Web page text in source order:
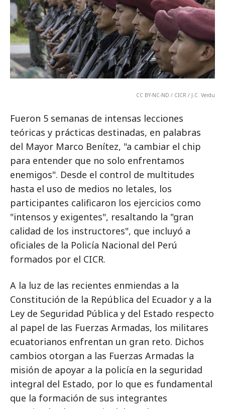
CC BY-NC-ND / CICR / J.C. Verdu
Fueron 5 semanas de intensas lecciones
teóricas y prácticas destinadas, en palabras
del Mayor Marco Benítez, "a cambiar el chip
para entender que no solo enfrentamos
enemigos". Desde el control de multitudes
hasta el uso de medios no letales, los
participantes calificaron los ejercicios como
"intensos y exigentes", resaltando la "gran
calidad de los instructores", que incluyó a
oficiales de la Policía Nacional del Perú
formados por el CICR.
A la luz de las recientes enmiendas a la
Constitución de la República del Ecuador y a la
Ley de Seguridad Pública y del Estado respecto
al papel de las Fuerzas Armadas, los militares
ecuatorianos enfrentan un gran reto. Dichos
cambios otorgan a las Fuerzas Armadas la
misión de apoyar a la policía en la seguridad
integral del Estado, por lo que es fundamental
que la formación de sus integrantes